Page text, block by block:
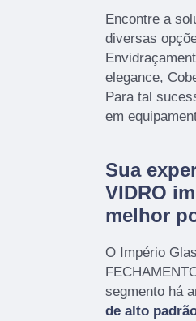
Encontre a
diversas
elegance,
Para tal
em
Sua
VIDRO
melhor
O Império
segmento há
de alto